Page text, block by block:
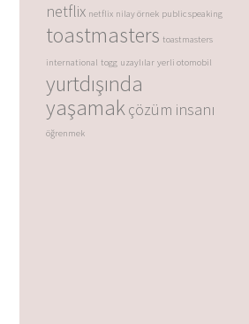
netflix netflix nilay örnek public speaking
toastmasters toastmasters
international togg uzaylılar yerli otomobil
yurtdışında
yaşamakçözüm insanı
öğrenmek